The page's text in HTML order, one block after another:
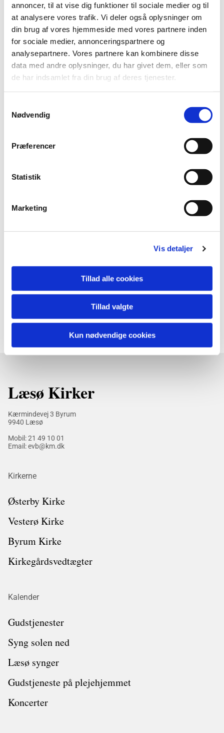
annoncer, til at vise dig funktioner til sociale medier og til
at analysere vores trafik. Vi deler også oplysninger om
din brug af vores hjemmeside med vores partnere inden
for sociale medier, annonceringspartnere og
analysepartnere. Vores partnere kan kombinere disse
data med andre oplysninger, du har givet dem, eller som
de har indsamlet fra din brug af deres tjenester.
Nødvendig
Præferencer
Statistik
Marketing
Vis detaljer
Tillad alle cookies
Tillad valgte
Kun nødvendige cookies
Du vil måske også kunne
lide...
Læsø Kirker
Kærmindevej 3 Byrum
9940 Læsø
Mobil:21 49 10 01
Email: evb@km.dk
Kirkerne
Østerby Kirke
Vesterø Kirke
Byrum Kirke
Kirkegårdsvedtægter
Kalender
Gudstjenester
Syng solen ned
Læsø synger
Gudstjeneste på plejehjemmet
Koncerter